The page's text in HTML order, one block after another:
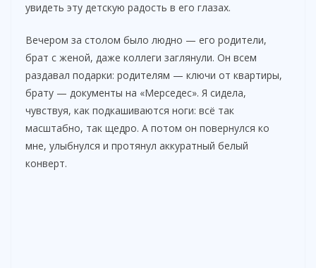
увидеть эту детскую радость в его глазах.
Вечером за столом было людно — его родители,
брат с женой, даже коллеги заглянули. Он всем
раздавал подарки: родителям — ключи от квартиры,
брату — документы на «Мерседес». Я сидела,
чувствуя, как подкашиваются ноги: всё так
масштабно, так щедро. А потом он повернулся ко
мне, улыбнулся и протянул аккуратный белый
конверт.